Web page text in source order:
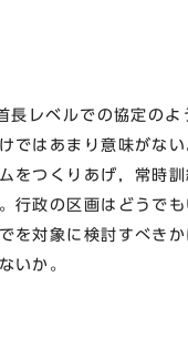
レベルでの協定のよ
ではあまり意味がな
をつくりあげ，常時
行政の区画はどうで
を対象に検討すべき
いか。